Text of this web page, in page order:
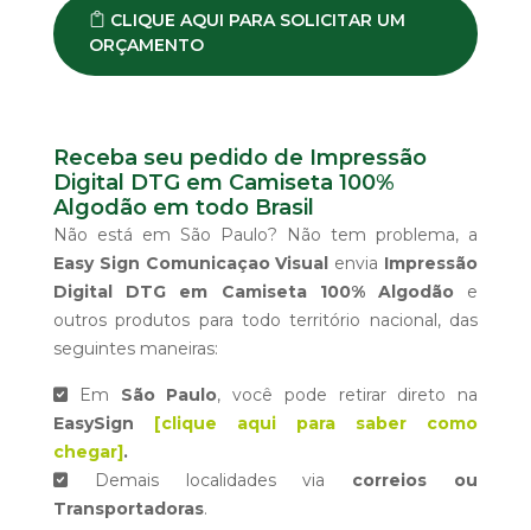
CLIQUE AQUI PARA SOLICITAR UM
ORÇAMENTO
Receba seu pedido de Impressão
Digital DTG em Camiseta 100%
Algodão em todo Brasil
Não está em São Paulo? Não tem problema, a
Easy Sign Comunicaçao Visual envia Impressão
Digital DTG em Camiseta 100% Algodão e
outros produtos para todo território nacional, das
seguintes maneiras:
Em São Paulo, você pode retirar direto na
EasySign [clique aqui para saber como
chegar].
Demais localidades via correios ou
Transportadoras.